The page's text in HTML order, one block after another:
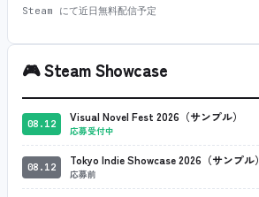
Steam にて近日無料配信予定
🎮Steam Showcase
08.12 Visual Novel Fest 2026（サンプル）
応募受付中
08.12 Tokyo Indie Showcase 2026（サンプル）
応募前